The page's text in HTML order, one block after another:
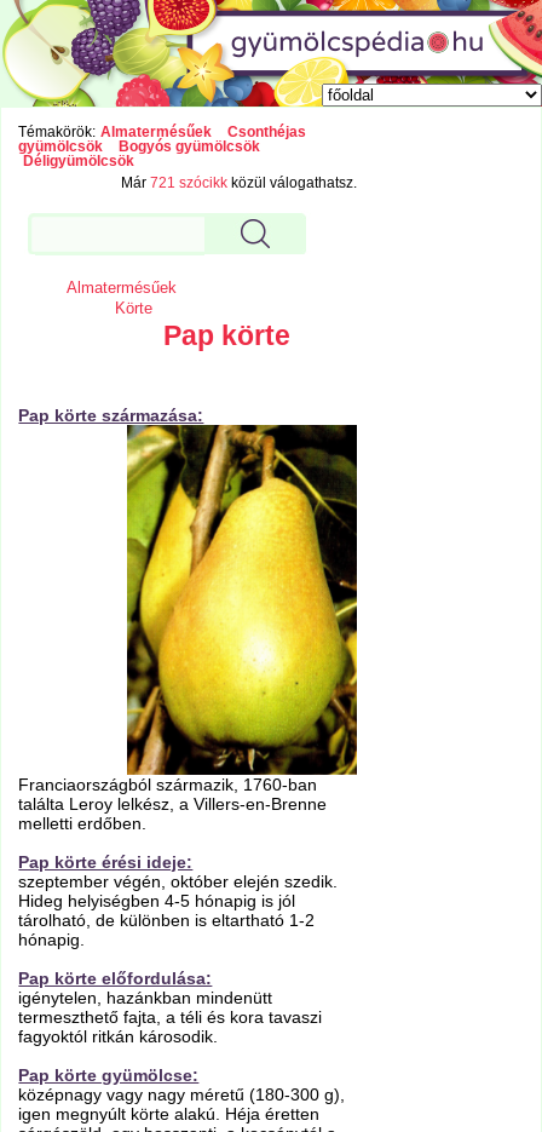
Témakörök: Almatermésűek
Csonthéjas
gyümölcsök
Bogyós gyümölcsök
Déligyümölcsök
Már721 szócikk közül válogathatsz.
Almatermésűek
Körte
Pap körte
Pap körte származása:
Franciaországból származik, 1760-ban
találta Leroy lelkész, a Villers-en-Brenne
melletti erdőben.
Pap körte érési ideje:
szeptember végén, október elején szedik.
Hideg helyiségben 4-5 hónapig is jól
tárolható, de különben is eltartható 1-2
hónapig.
Pap körte előfordulása:
igénytelen, hazánkban mindenütt
termeszthető fajta, a téli és kora tavaszi
fagyoktól ritkán károsodik.
Pap körte gyümölcse:
középnagy vagy nagy méretű (180-300 g),
igen megnyúlt körte alakú. Héja éretten